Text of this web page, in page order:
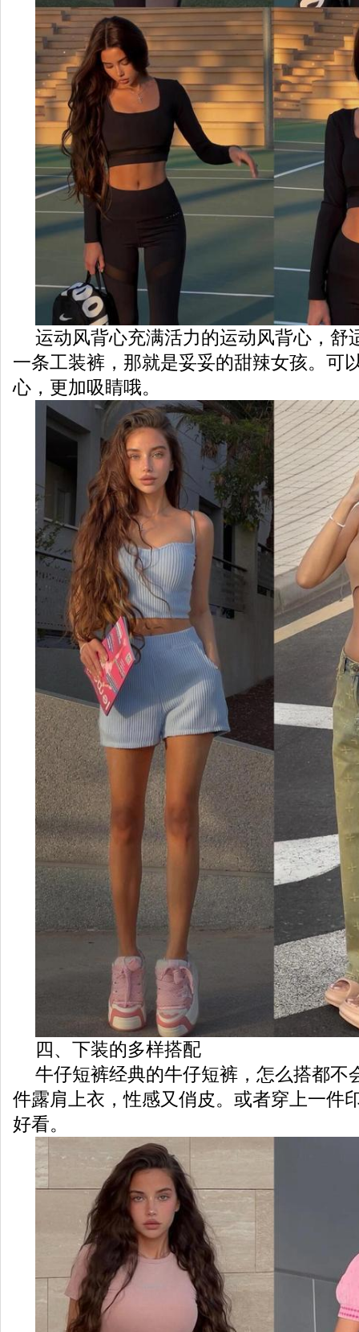
运动风背心充满活力的运动风背心，舒
一条工装裤，那就是妥妥的甜辣女孩。可
心，更加吸睛哦。
四、下装的多样搭配
牛仔短裤经典的牛仔短裤，怎么搭都不
件露肩上衣，性感又俏皮。或者穿上一件
好看。